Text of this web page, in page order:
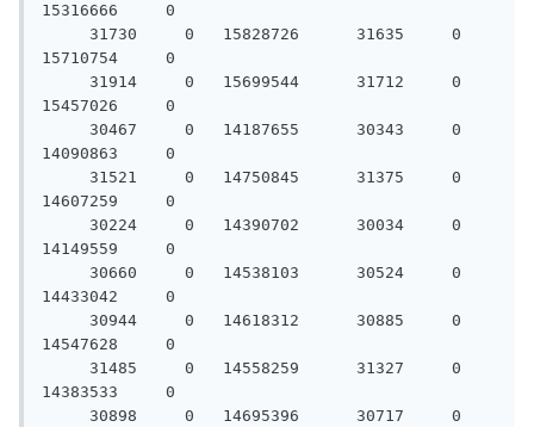
15316666     0
31730     0   15828726      31635     0
15710754     0
31914     0   15699544      31712     0
15457026     0
30467     0   14187655      30343     0
14090863     0
31521     0   14750845      31375     0
14607259     0
30224     0   14390702      30034     0
14149559     0
30660     0   14538103      30524     0
14433042     0
30944     0   14618312      30885     0
14547628     0
31485     0   14558259      31327     0
14383533     0
30898     0   14695396      30717     0